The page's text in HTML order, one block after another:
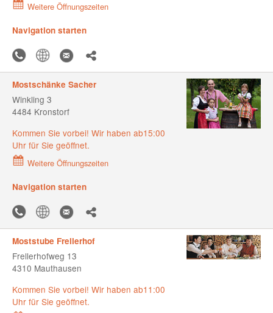
Weitere Öffnungszeiten
Navigation starten
Mostschänke Sacher
Winkling 3
4484 Kronstorf
Kommen Sie vorbei! Wir haben ab15:00
Uhr für Sie geöffnet.
Weitere Öffnungszeiten
Navigation starten
Moststube Frellerhof
Frellerhofweg 13
4310 Mauthausen
Kommen Sie vorbei! Wir haben ab11:00
Uhr für Sie geöffnet.